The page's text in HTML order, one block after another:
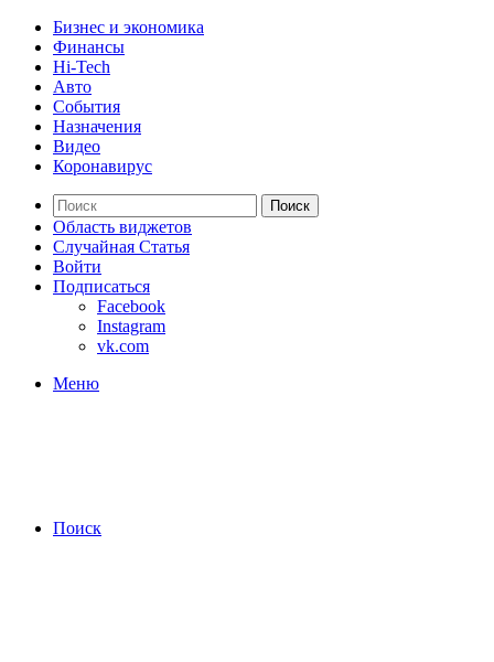
Бизнес и экономика
Финансы
Hi-Tech
Авто
События
Назначения
Видео
Коронавирус
Поиск
Область виджетов
Случайная Статья
Войти
Подписаться
Facebook
Instagram
vk.com
Меню
Поиск